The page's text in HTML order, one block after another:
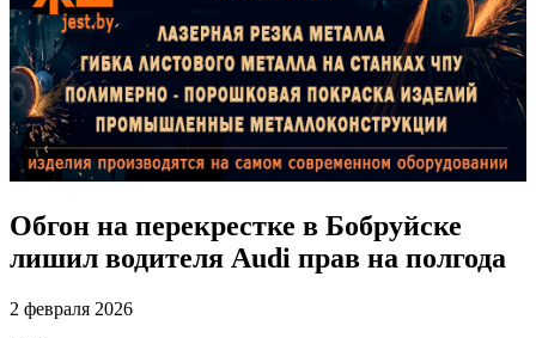
Обгон на перекрестке в Бобруйске
лишил водителя Audi прав на полгода
2 февраля 2026